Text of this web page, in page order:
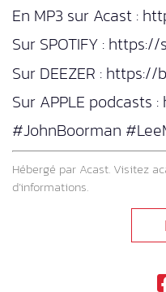
En MP3 sur Acast :
Sur SPOTIFY :
Sur DEEZER :
Sur APPLE podcasts
#JohnBoorman
Hébergé par Acast. Visitez
d’informations.